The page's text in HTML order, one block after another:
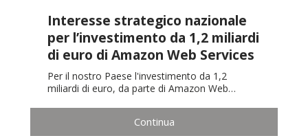
Interesse strategico nazionale
per l’investimento da 1,2 miliardi
di euro di Amazon Web Services
Per il nostro Paese l'investimento da 1,2
miliardi di euro, da parte di Amazon Web…
Continua